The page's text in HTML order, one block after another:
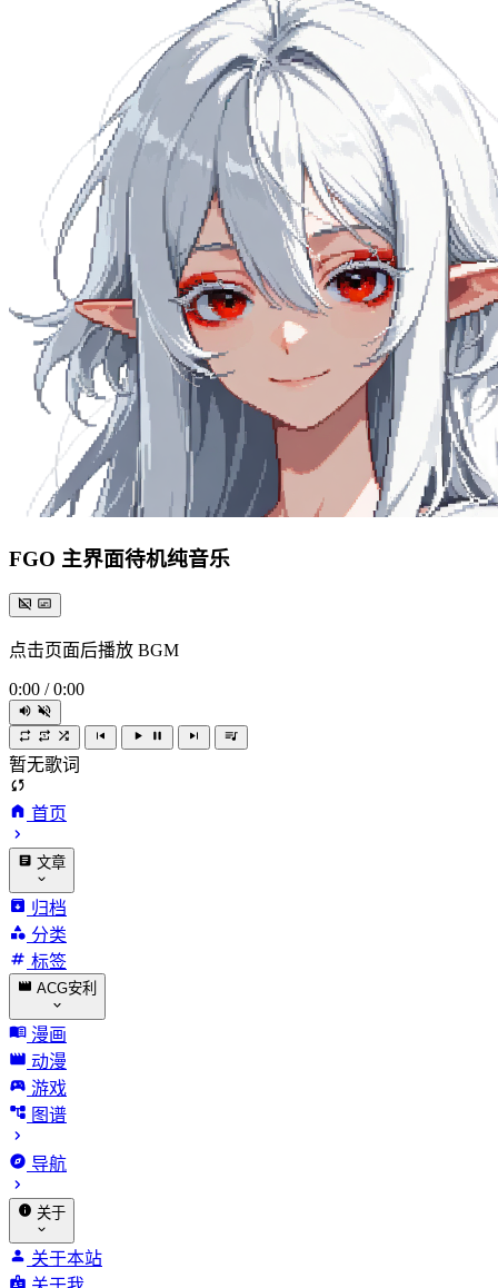
FGO 主界面待机纯音乐
点击页面后播放 BGM
0:00 / 0:00
暂无歌词
首页
文章
归档
分类
标签
ACG安利
漫画
动漫
游戏
图谱
导航
关于
关于本站